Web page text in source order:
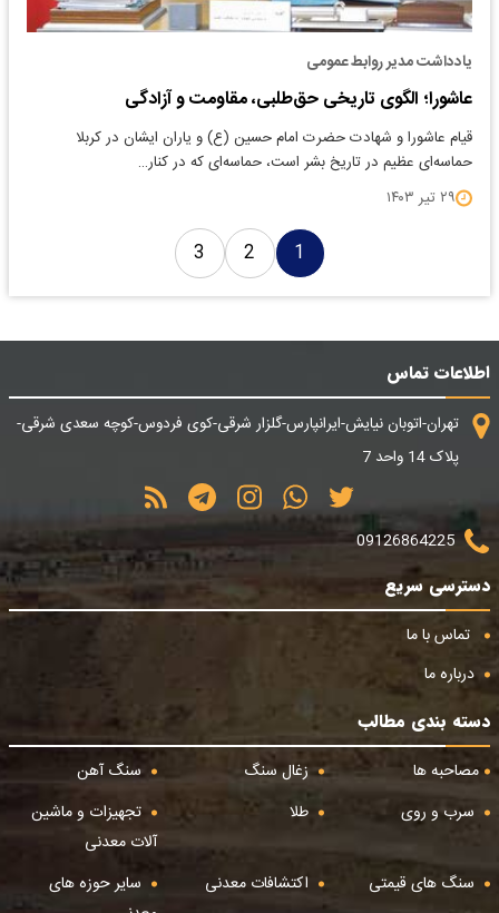
یادداشت مدیر روابط عمومی
عاشورا؛ الگوی تاریخی حق‌طلبی، مقاومت و آزادگی
قیام عاشورا و شهادت حضرت امام حسین (ع) و یاران ایشان در کربلا
حماسه‌ای عظیم در تاریخ بشر است، حماسه‌ای که در کنار…
۲۹ تیر ۱۴۰۳
1
2
3
اطلاعات تماس
تهران-اتوبان نیایش-ایرانپارس-گلزار شرقی-کوی فردوس-کوچه سعدی شرقی-
پلاک 14 واحد 7
09126864225
دسترسی سریع
تماس با ما
درباره ما
دسته بندی مطالب
مصاحبه ها
زغال سنگ
سنگ آهن
سرب و روی
طلا
تجهیزات و ماشین
آلات معدنی
سنگ های قیمتی
اکتشافات معدنی
سایر حوزه های